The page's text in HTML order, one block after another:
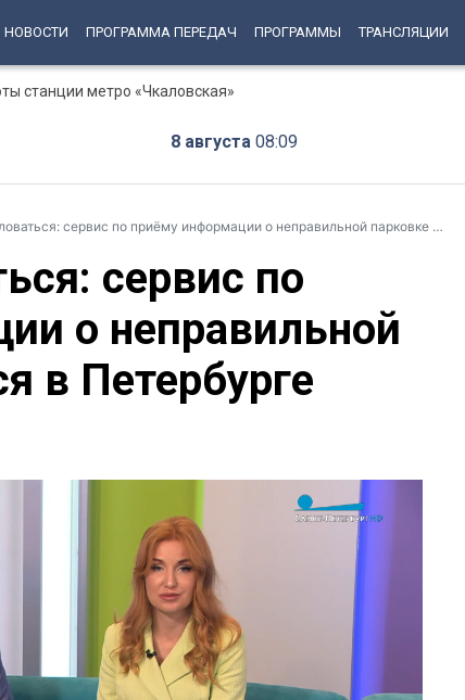
НОВОСТИ ПРОГРАММА ПЕРЕДАЧ ПРОГРАММЫ ТРАНСЛЯЦИИ
станции метро «Чкаловская»
8 августа 08:09
сервис по приёму информации о неправильной парковке появится в Петербурге
сервис по
о неправильной
в Петербурге